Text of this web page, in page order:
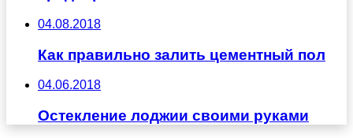
04.08.2018
Как правильно залить цементный пол
04.06.2018
Остекление лоджии своими руками